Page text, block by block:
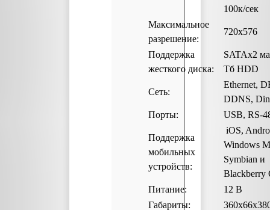
100к/сек
Максимальное
разрешение:
720х576
Поддержка
жесткого диска:
SATAх2
Tб HDD
Сеть:
Ethernet,
DDNS,
Порты:
USB, RS-
Поддержка
мобильных
устройств:
iOS,
Windows
Symbian и
Blackberry
Питание:
12 В
Габариты: